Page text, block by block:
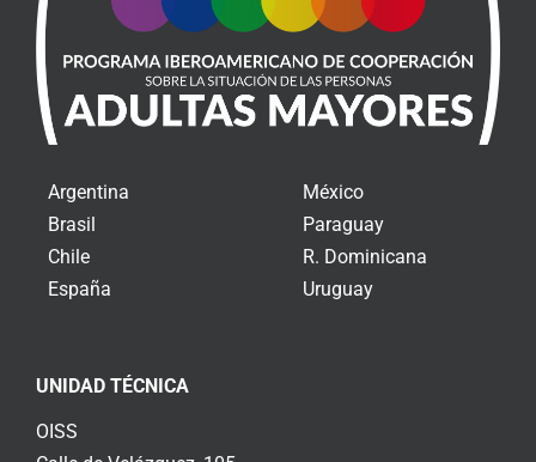
Argentina
Brasil
Chile
España
México
Paraguay
R. Dominicana
Uruguay
UNIDAD TÉCNICA
OISS